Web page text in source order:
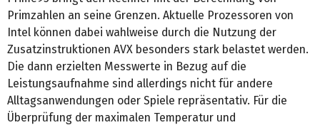
Primzahlen an seine Grenzen. Aktuelle Prozessoren von
Intel können dabei wahlweise durch die Nutzung der
Zusatzinstruktionen AVX besonders stark belastet werden.
Die dann erzielten Messwerte in Bezug auf die
Leistungsaufnahme sind allerdings nicht für andere
Alltagsanwendungen oder Spiele repräsentativ. Für die
Überprüfung der maximalen Temperatur und